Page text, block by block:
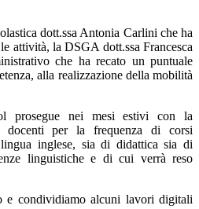
dott.ssa Antonia Carlini che ha
attività, la DSGA dott.ssa Francesca
che ha recato un puntuale
alla realizzazione della mobilità
prosegue nei mesi estivi con la
docenti per la frequenza di corsi
inglese, sia di didattica sia di
linguistiche e di cui verrà reso
e condividiamo alcuni lavori digitali